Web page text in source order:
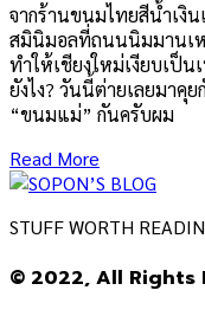
จากร้านขนมไทยสีน้ำเงิ
สมินิมอลที่ถนนนิมมานเห
ทำให้เชียงใหม่เงียบเป็น
ยังไง? วันนี้ต่ายเลยมาคุ
“ขนมแม่” กันครับผม
Read More
STUFF WORTH
© 2022, All Rights